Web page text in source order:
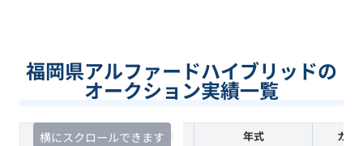
福岡県アルファードハイブリッドの
オークション実績一覧
横にスクロールできます
査定時期 セルカ実績 年式 カラ